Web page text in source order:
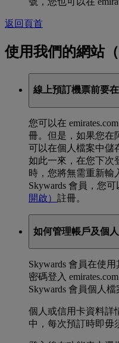
返回頁首
使用我們的網站（
線上預訂機票前要
您可以在
冊。但是，如果您在
可以在個人檔案中儲
如此一來，在您下次
時，您將無需重新輸
Skywards 會員，您可
開啟） 註冊。
如何管理帳戶及個
Skywards 會員在使
密碼登入
Skywards 會員個人檔
個人或信用卡資料詳
中，每次預訂時即毋